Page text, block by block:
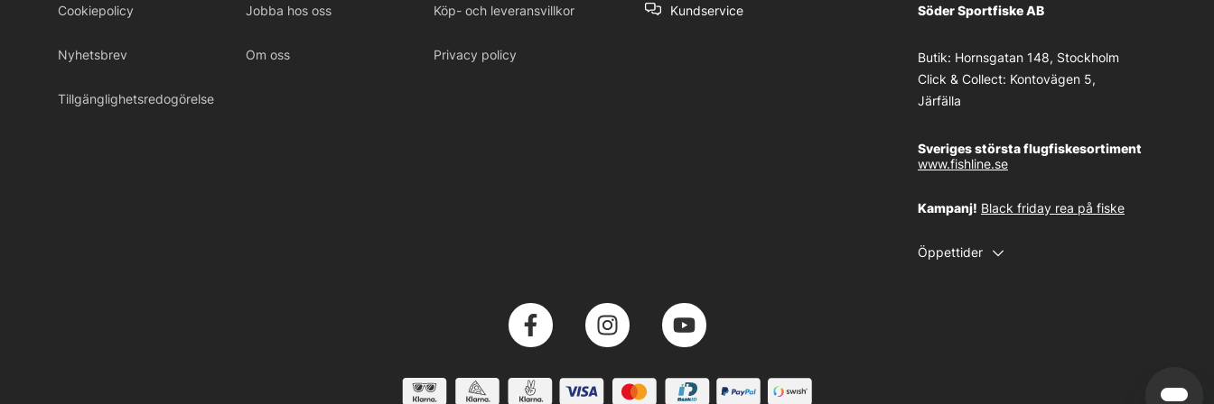
Cookiepolicy Jobba hos oss Köp- och leveransvillkor
Nyhetsbrev Om oss Privacy policy
Tillgänglighetsredogörelse
Kundservice Söder Sportfiske AB
Butik: Hornsgatan 148, Stockholm
Click & Collect: Kontovägen 5,
Järfälla
Sveriges största flugfiskesortiment
www.fishline.se
Kampanj! Black friday rea på fiske
Öppettider